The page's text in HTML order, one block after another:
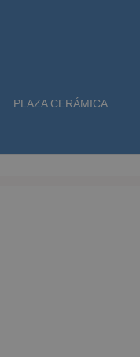
PLAZA CERÁMICA